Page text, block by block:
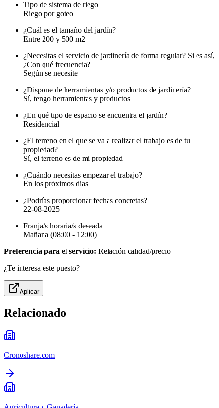
Tipo de sistema de riego
Riego por goteo
¿Cuál es el tamaño del jardín?
Entre 200 y 500 m2
¿Necesitas el servicio de jardinería de forma regular? Si es así,
¿Con qué frecuencia?
Según se necesite
¿Dispone de herramientas y/o productos de jardinería?
Sí, tengo herramientas y productos
¿En qué tipo de espacio se encuentra el jardín?
Residencial
¿El terreno en el que se va a realizar el trabajo es de tu
propiedad?
Sí, el terreno es de mi propiedad
¿Cuándo necesitas empezar el trabajo?
En los próximos días
¿Podrías proporcionar fechas concretas?
22-08-2025
Franja/s horaria/s deseada
Mañana (08:00 - 12:00)
Preferencia para el servicio: Relación calidad/precio
¿Te interesa este puesto?
Aplicar
Relacionado
Cronoshare.com